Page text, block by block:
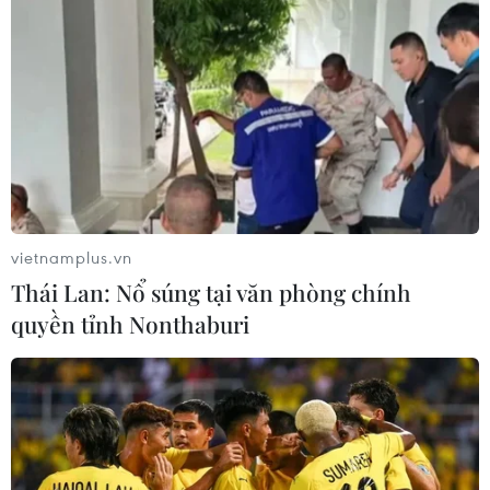
làm giả gạo Séng Cù, thu giữ hơn 22
Cộng đồng người Việt tại Nhật Bản
chủ động góp sức vào hội nhập quốc
tế
10/08/2026 08:48
Thành phố Hồ Chí Minh: Điểm
chuẩn tuyển sinh đại học phân hóa
theo nhóm ngành
10/08/2026 08:00
Tây Ninh: Hơn 3.000 mộ liệt
vietnamplus.vn
Thái Lan: Nổ súng tại văn phòng chính
quyền tỉnh Nonthaburi